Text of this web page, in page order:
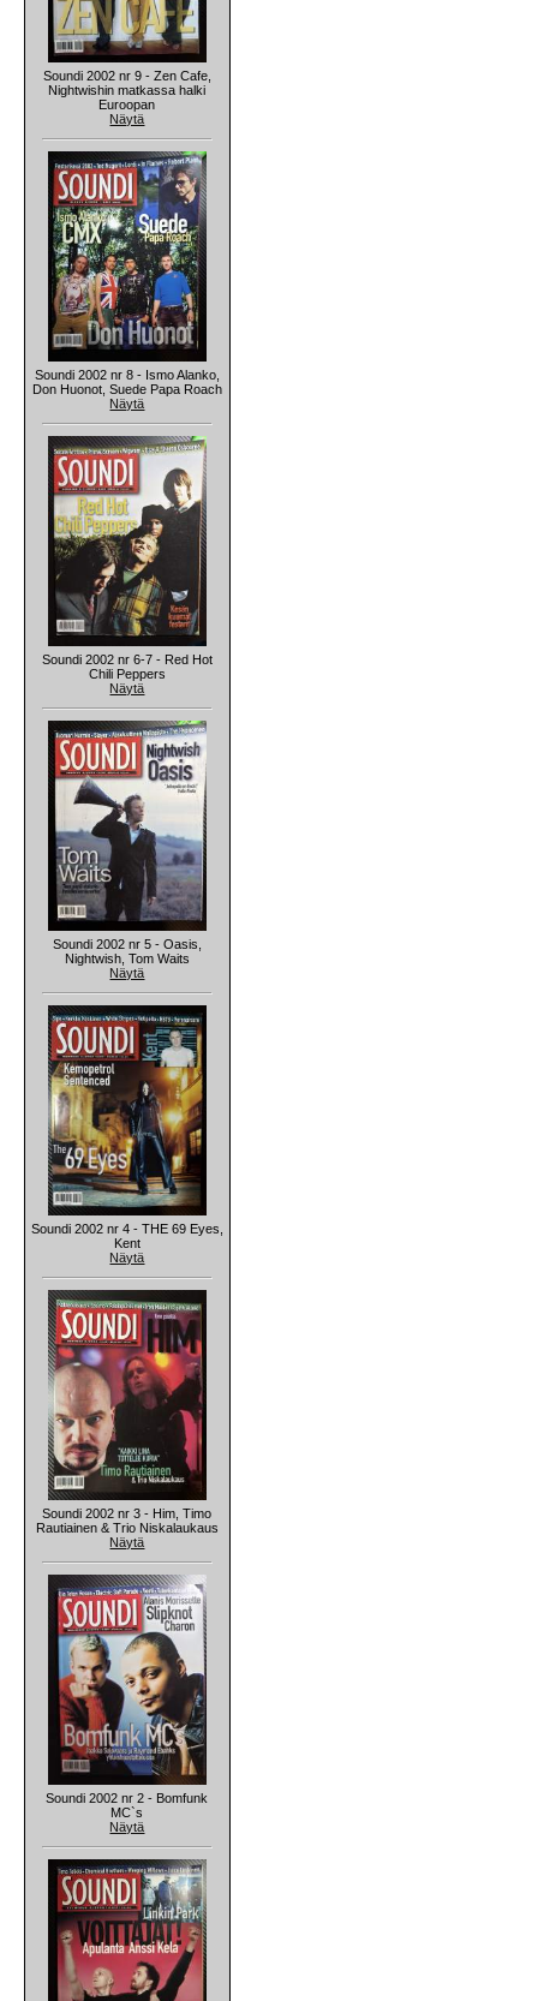
Soundi 2002 nr 9 - Zen Cafe,
Nightwishin matkassa halki
Euroopan
Näytä
Soundi 2002 nr 8 - Ismo Alanko,
Don Huonot, Suede Papa Roach
Näytä
Soundi 2002 nr 6-7 - Red Hot
Chili Peppers
Näytä
Soundi 2002 nr 5 - Oasis,
Nightwish, Tom Waits
Näytä
Soundi 2002 nr 4 - THE 69 Eyes,
Kent
Näytä
Soundi 2002 nr 3 - Him, Timo
Rautiainen & Trio Niskalaukaus
Näytä
Soundi 2002 nr 2 - Bomfunk
MC`s
Näytä